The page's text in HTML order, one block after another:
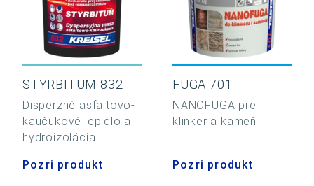
STYRBITUM 832
Disperzné asfaltovo-
kaučukové lepidlo a
hydroizolácia
Pozri produkt
FUGA 701
NANOFUGA pre
klinker a kameň
Pozri produkt